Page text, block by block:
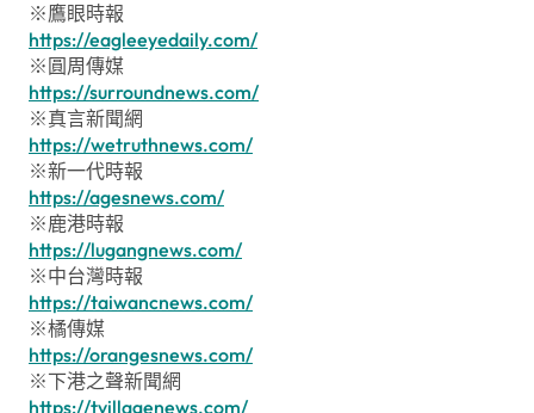
※鷹眼時報
https://eagleeyedaily.com/
※圓周傳媒
https://surroundnews.com/
※真言新聞網
https://wetruthnews.com/
※新一代時報
https://agesnews.com/
※鹿港時報
https://lugangnews.com/
※中台灣時報
https://taiwancnews.com/
※橘傳媒
https://orangesnews.com/
※下港之聲新聞網
https://tvillagenews.com/